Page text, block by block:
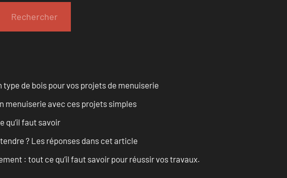
Rechercher
de bois pour vos projets de menuiserie
menuiserie avec ces projets simples
qu’il faut savoir
? Les réponses dans cet article
: tout ce qu’il faut savoir pour réussir vos travaux.